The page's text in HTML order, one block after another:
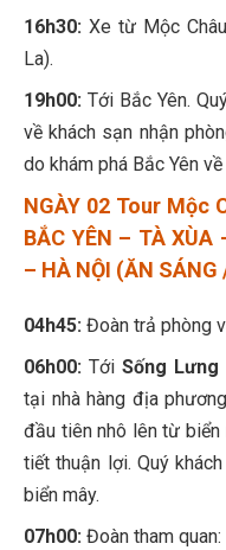
16h30: Xe từ Mộc
La).
19h00: Tới Bắc Yên.
về khách sạn nhận
do khám phá Bắc Yên
NGÀY 02 Tour Mộc
BẮC YÊN – TÀ XÙA
– HÀ NỘI (ĂN
04h45: Đoàn trả phòng
06h00: TớiSống Lưng
tại nhà hàng địa
đầu tiên nhô lên từ
tiết thuận lợi. Quý
biển mây.
07h00: Đoàn tham quan: